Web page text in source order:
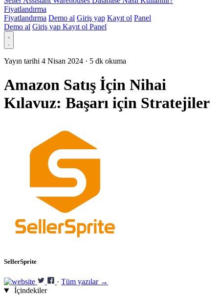
Fiyatlandırma
Fiyatlandırma Demo al Giriş yap Kayıt ol Panel
Demo al Giriş yap Kayıt ol Panel
Yayın tarihi 4 Nisan 2024 · 5 dk okuma
Amazon Satış İçin Nihai
Kılavuz: Başarı için Stratejiler
SellerSprite
· Tüm yazılar →
İçindekiler